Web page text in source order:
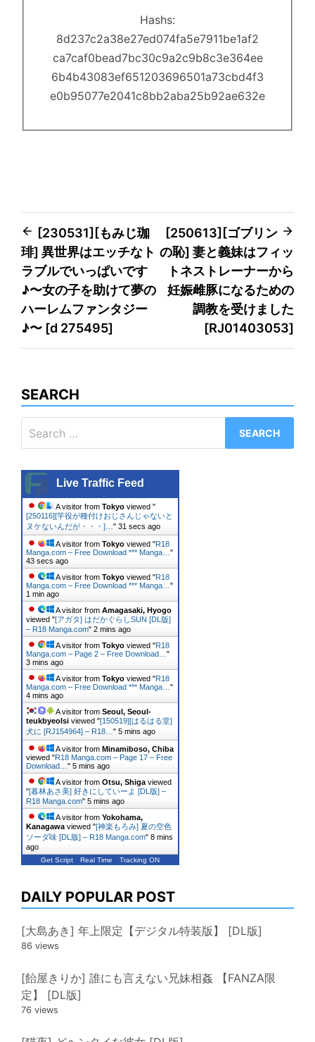
Hashs:
8d237c2a38e27ed074fa5e7911be1af2
ca7caf0bead7bc30c9a2c9b8c3e364ee
6b4b43083ef651203696501a73cbd4f3
e0b95077e2041c8bb2aba25b92ae632e
Post
navigation
[230531][もみじ珈
琲] 異世界はエッチなト
ラブルでいっぱいです
♪〜女の子を助けて夢の
ハーレムファンタジー
♪〜 [d 275495]
[250613][ゴブリン
の恥] 妻と義妹はフィッ
トネストレーナーから
妊娠雌豚になるための
調教を受けました
[RJ01403053]
SEARCH
for:
Live Traffic Feed
A visitor from Tokyo viewed "
[250116][竿役が種付けおじさんじゃないと
ヌケないんだが・・・]…" 32 secs ago
A visitor from Tokyo viewed "R18
Manga.com – Free Download *** Manga…"
44 secs ago
A visitor from Tokyo viewed "R18
Manga.com – Free Download *** Manga…"
1 min ago
A visitor from Amagasaki, Hyogo
viewed "[アガタ] はだかぐらしSUN [DL版]
– R18 Manga.com" 2 mins ago
A visitor from Tokyo viewed "R18
Manga.com – Page 2 – Free Download…"
3 mins ago
A visitor from Tokyo viewed "R18
Manga.com – Free Download *** Manga…"
4 mins ago
A visitor from Seoul, Seoul-
teukbyeolsi viewed "[150519][はるはる堂]
犬に [RJ154964] – R18…" 5 mins ago
A visitor from Minamiboso, Chiba
viewed "R18 Manga.com – Page 17 – Free
Download…" 5 mins ago
A visitor from Otsu, Shigaviewed
"[暮林あさ美] 好きにしていーよ [DL版] –
R18 Manga.com" 5 mins ago
A visitor from Yokohama,
Kanagawaviewed "[神楽もろみ] 夏の空色
ソーダ味 [DL版] – R18 Manga.com" 8 mins
ago
Get Script Real Time Tracking ON
DAILY POPULAR POST
[大島あき] 年上限定【デジタル特装版】 [DL版]
86 views
[飴屋きりか] 誰にも言えない兄妹相姦 【FANZA限
定】 [DL版]
76 views